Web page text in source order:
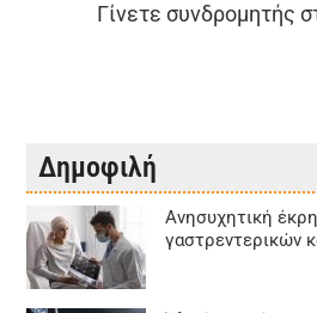
Γίνετε συνδρομητής
Δημοφιλή
Aνησυχητική
γαστρεντερικών